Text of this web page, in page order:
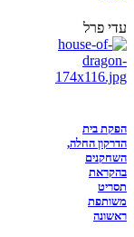
עדי פרל
הפקת בית
הדרקון החלה,
השחקנים
בהקראת
תסריט
משותפת
ראשונה